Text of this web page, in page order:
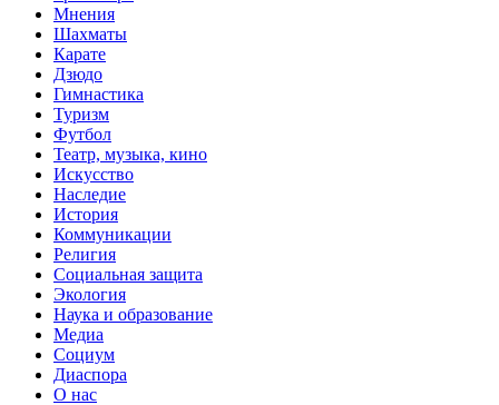
Мнения
Шахматы
Карате
Дзюдо
Гимнастика
Туризм
Футбол
Театр, музыка, кино
Искусство
Наследие
История
Коммуникации
Религия
Социальная защита
Экология
Наука и образование
Медиа
Социум
Диаспора
О нас